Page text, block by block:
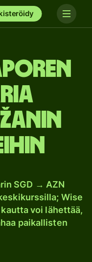
SGD → AZN
Wise
voi lähettää,
paikallisten